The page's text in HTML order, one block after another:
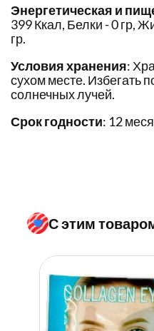
Энергетическая и
399 Ккал, Белки - 0 гр,
гр.
Условия хранения:
сухом месте. Избегать
солнечных лучей.
Срок годности: 12
С этим